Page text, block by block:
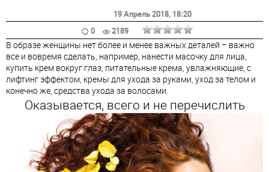
19 Апрель 2018, 18:20
0
2189
В образе женщины нет более и менее важных деталей – важно
все и вовремя сделать, например, нанести масочку для лица,
купить крем вокруг глаз, питательные крема, увлажняющие, с
лифтинг эффектом, кремы для ухода за руками, уход за телом и
конечно же, средства ухода за волосами.
Оказывается, всего и не перечислить